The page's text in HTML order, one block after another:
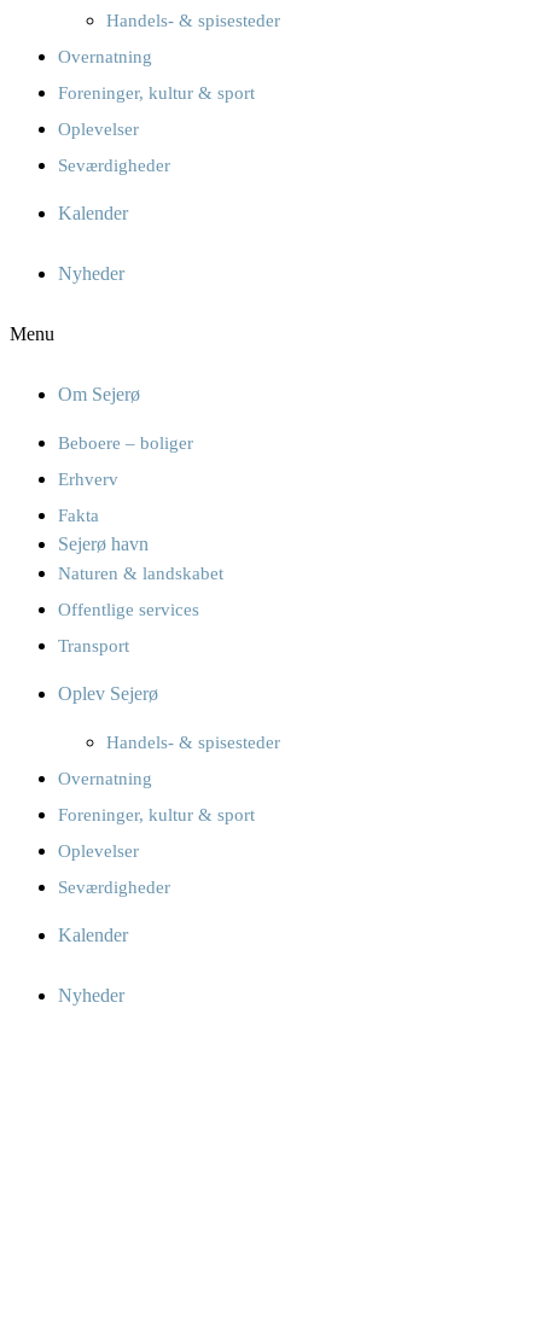
Handels- & spisesteder
Overnatning
Foreninger, kultur & sport
Oplevelser
Seværdigheder
Kalender
Nyheder
Menu
Om Sejerø
Beboere – boliger
Erhverv
Fakta
Sejerø havn
Naturen & landskabet
Offentlige services
Transport
Oplev Sejerø
Handels- & spisesteder
Overnatning
Foreninger, kultur & sport
Oplevelser
Seværdigheder
Kalender
Nyheder